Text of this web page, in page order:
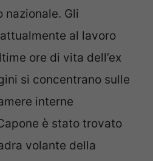
Gli
al lavoro
ore di vita dell’ex
si concentrano sulle
interne
è stato trovato
volante della